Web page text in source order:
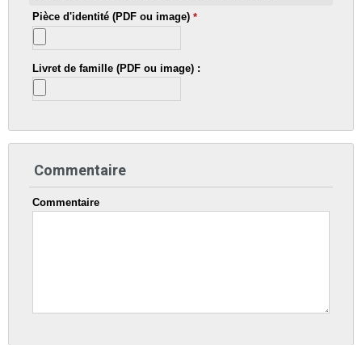
Pièce d'identité (PDF ou image) *
Livret de famille (PDF ou image) :
Commentaire
Commentaire